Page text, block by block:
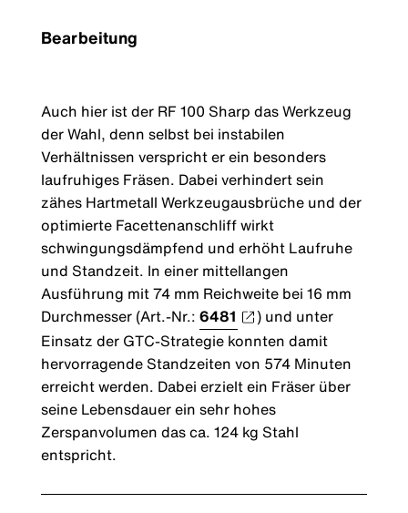
Bearbeitung
Auch hier ist der RF 100 Sharp das Werkzeug
der Wahl, denn selbst bei instabilen
Verhältnissen verspricht er ein besonders
laufruhiges Fräsen. Dabei verhindert sein
zähes Hartmetall Werkzeugausbrüche und der
optimierte Facettenanschliff wirkt
schwingungsdämpfend und erhöht Laufruhe
und Standzeit. In einer mittellangen
Ausführung mit 74 mm Reichweite bei 16 mm
Durchmesser (Art.-Nr.: 6481
) und unter
Einsatz der GTC-Strategie konnten damit
hervorragende Standzeiten von 574 Minuten
erreicht werden. Dabei erzielt ein Fräser über
seine Lebensdauer ein sehr hohes
Zerspanvolumen das ca. 124 kg Stahl
entspricht.